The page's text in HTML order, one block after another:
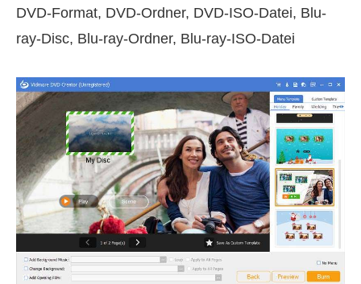
DVD-Format, DVD-Ordner, DVD-ISO-Datei, Blu-
ray-Disc, Blu-ray-Ordner, Blu-ray-ISO-Datei